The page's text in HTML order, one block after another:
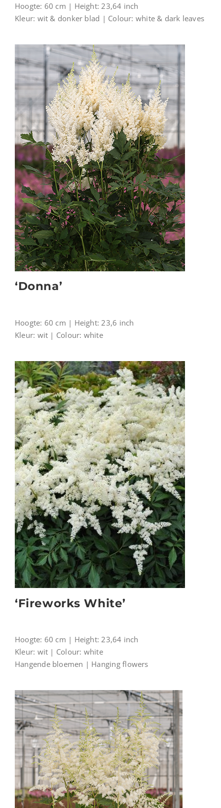
Hoogte: 60 cm | Height: 23,64 inch
Kleur: wit & donker blad | Colour: white & dark leaves
‘Donna’
Hoogte: 60 cm | Height: 23,6 inch
Kleur: wit | Colour: white
‘Fireworks White’
Hoogte: 60 cm | Height: 23,64 inch
Kleur: wit | Colour: white
Hangende bloemen | Hanging flowers